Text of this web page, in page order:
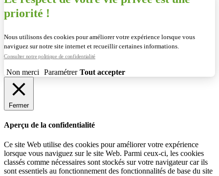
priorité !
Nous utilisons des cookies pour améliorer votre expérience lorsque vous
naviguez sur notre site internet et recueillir certaines informations.
Consulter notre politique de confidentialité
Non merci Paramétrer Tout accepter
Fermer
Aperçu de la confidentialité
Ce site Web utilise des cookies pour améliorer votre expérience
lorsque vous naviguez sur le site Web. Parmi ceux-ci, les cookies
classés comme nécessaires sont stockés sur votre navigateur car ils
sont essentiels au fonctionnement des fonctionnalités de base du site